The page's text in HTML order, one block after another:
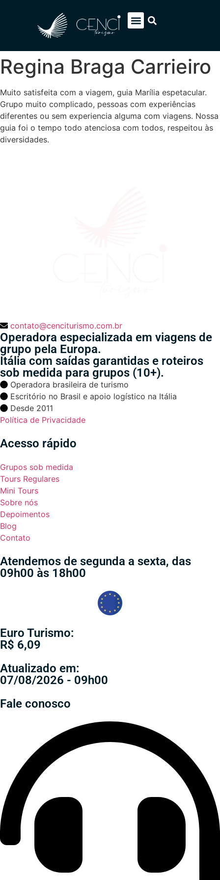
Regina Braga Carrieiro
Muito satisfeita com a viagem, guia Marília espetacular.
Grupo muito complicado, pessoas com experiências
diferentes ou sem experiencia alguma com viagens. Nossa
guia foi o tempo todo atenciosa com todos, respeitou às
diversidades.
contato@cenciturismo.com.br
Operadora especializada em viagens de
grupo pela Europa.
Itália com saídas garantidas e roteiros
sob medida para grupos (10+).
Operadora brasileira de turismo
Escritório no Brasil e apoio logístico na Itália
Desde 2011
Política de Privacidade
Acesso rápido
Grupos sob medida
Tours Regulares
Mini Tours
Sobre nós
Depoimentos
Blog
Contato
Atendemos de segunda a sexta, das
09h00 às 18h00
Euro Turismo:
R$ 6,09
Atualizado em:
07/08/2026 - 09h00
Fale conosco